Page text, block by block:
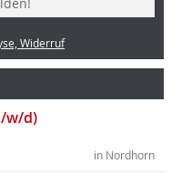
Widerruf
w/d)
in Nordhorn